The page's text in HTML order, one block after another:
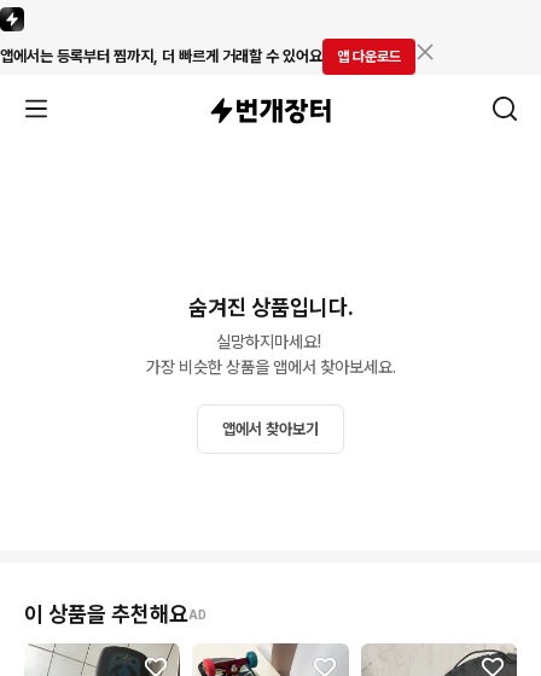
앱에서는 등록부터 찜까지, 더 빠르게 거래할 수 있어요 앱 다운로드
숨겨진 상품입니다.
실망하지마세요!
가장 비슷한 상품을 앱에서 찾아보세요.
앱에서 찾아보기
이 상품을 추천해요AD